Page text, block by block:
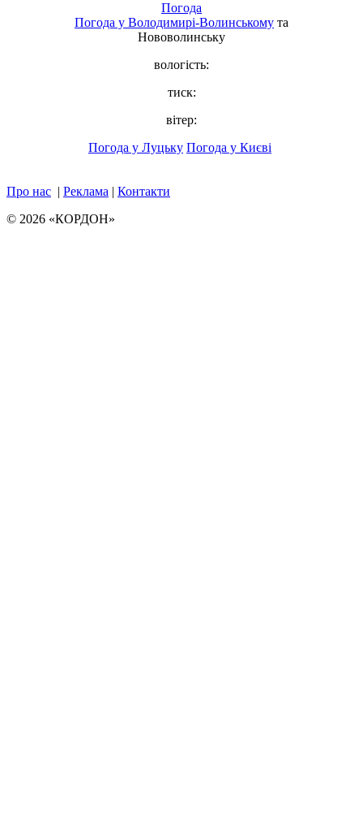
Погода
Погода у Володимирі-Волинському та
Нововолинську
вологість:
тиск:
вітер:
Погода у Луцьку Погода у Києві
Про нас | Реклама | Контакти
© 2026 «КОРДОН»